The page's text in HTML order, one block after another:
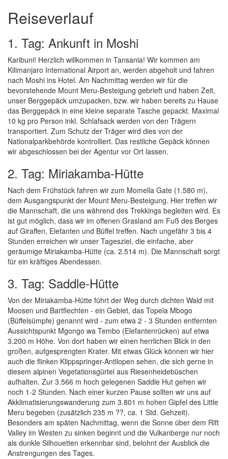
Reiseverlauf
1. Tag: Ankunft in Moshi
Karibuni! Herzlich willkommen in Tansania! Wir kommen am
Kilimanjaro International Airport an, werden abgeholt und fahren
nach Moshi ins Hotel. Am Nachmittag werden wir für die
bevorstehende Mount Meru-Besteigung gebrieft und haben Zeit,
unser Berggepäck umzupacken, bzw. wir haben bereits zu Hause
das Berggepäck in eine kleine separate Tasche gepackt. Maximal
10 kg pro Person inkl. Schlafsack werden von den Trägern
transportiert. Zum Schutz der Träger wird dies von der
Nationalparkbehörde kontrolliert. Das restliche Gepäck können
wir abgeschlossen bei der Agentur vor Ort lassen.
2. Tag: Miriakamba-Hütte
Nach dem Frühstück fahren wir zum Momella Gate (1.580 m),
dem Ausgangspunkt der Mount Meru-Besteigung. Hier treffen wir
die Mannschaft, die uns während des Trekkings begleiten wird. Es
ist gut möglich, dass wir im offenen Grasland am Fuß des Berges
auf Giraffen, Elefanten und Büffel treffen. Nach ungefähr 3 bis 4
Stunden erreichen wir unser Tagesziel, die einfache, aber
geräumige Miriakamba-Hütte (ca. 2.514 m). Die Mannschaft sorgt
für ein kräftiges Abendessen.
3. Tag: Saddle-Hütte
Von der Miriakamba-Hütte führt der Weg durch dichten Wald mit
Moosen und Bartflechten - ein Gebiet, das Topela Mbogo
(Büffelsümpfe) genannt wird - zum etwa 2 - 3 Stunden entfernten
Aussichtspunkt Mgongo wa Tembo (Elefantenrücken) auf etwa
3.200 m Höhe. Von dort haben wir einen herrlichen Blick in den
großen, aufgesprengten Krater. Mit etwas Glück können wir hier
auch die flinken Klippspringer-Antilopen sehen, die sich gerne in
diesem alpinen Vegetationsgürtel aus Riesenheidebüschen
aufhalten. Zur 3.566 m hoch gelegenen Saddle Hut gehen wir
noch 1-2 Stunden. Nach einer kurzen Pause sollten wir uns auf
Akklimatisierungswanderung zum 3.801 m hohen Gipfel des Little
Meru begeben (zusätzlich 235 m ??, ca. 1 Std. Gehzeit).
Besonders am späten Nachmittag, wenn die Sonne über dem Rift
Valley im Westen zu sinken beginnt und die Vulkanberge nur noch
als dunkle Silhouetten erkennbar sind, belohnt der Ausblick die
Anstrengungen des Tages.